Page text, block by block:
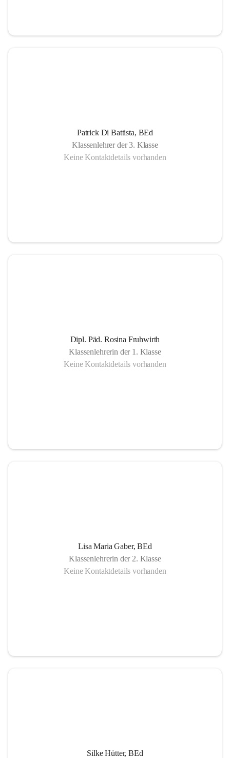
Patrick Di Battista, BEd
Klassenlehrer der 3. Klasse
Keine Kontaktdetails vorhanden
Dipl. Päd. Rosina Fruhwirth
Klassenlehrerin der 1. Klasse
Keine Kontaktdetails vorhanden
Lisa Maria Gaber, BEd
Klassenlehrerin der 2. Klasse
Keine Kontaktdetails vorhanden
Silke Hütter, BEd